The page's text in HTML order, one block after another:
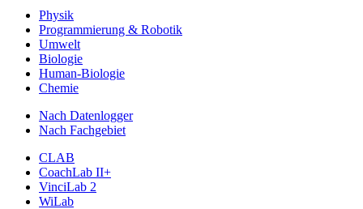
Physik
Programmierung & Robotik
Umwelt
Biologie
Human-Biologie
Chemie
Nach Datenlogger
Nach Fachgebiet
CLAB
CoachLab II+
VinciLab 2
WiLab